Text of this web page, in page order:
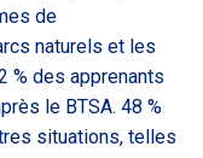
de
naturels et les
% des apprenants
le BTSA. 48 %
situations, telles